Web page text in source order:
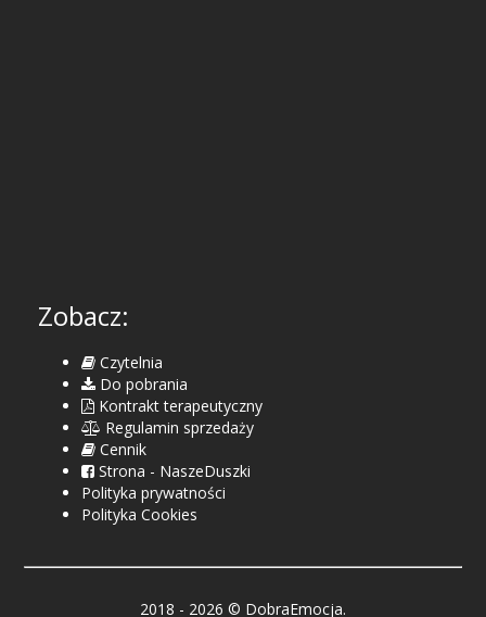
Zobacz:
Czytelnia
Do pobrania
Kontrakt terapeutyczny
Regulamin sprzedaży
Cennik
Strona - NaszeDuszki
Polityka prywatności
Polityka Cookies
2018 - 2026 © DobraEmocja.